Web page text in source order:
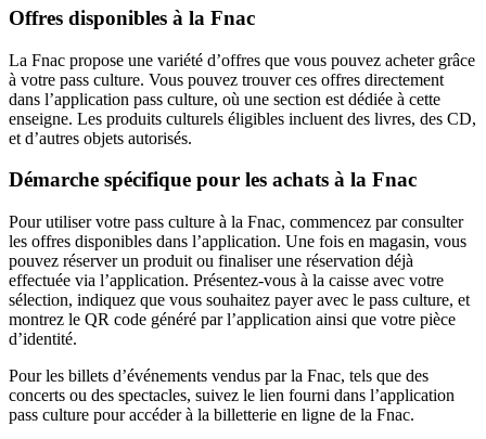
Offres disponibles à la Fnac
La Fnac propose une variété d’offres que vous pouvez acheter grâce
à votre pass culture. Vous pouvez trouver ces offres directement
dans l’application pass culture, où une section est dédiée à cette
enseigne. Les produits culturels éligibles incluent des livres, des CD,
et d’autres objets autorisés.
Démarche spécifique pour les achats à la Fnac
Pour utiliser votre pass culture à la Fnac, commencez par consulter
les offres disponibles dans l’application. Une fois en magasin, vous
pouvez réserver un produit ou finaliser une réservation déjà
effectuée via l’application. Présentez-vous à la caisse avec votre
sélection, indiquez que vous souhaitez payer avec le pass culture, et
montrez le QR code généré par l’application ainsi que votre pièce
d’identité.
Pour les billets d’événements vendus par la Fnac, tels que des
concerts ou des spectacles, suivez le lien fourni dans l’application
pass culture pour accéder à la billetterie en ligne de la Fnac.